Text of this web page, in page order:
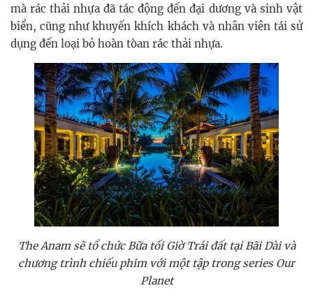
mà rác thải nhựa đã tác động đến đại dương và sinh vật
biển, cũng như khuyến khích khách và nhân viên tái sử
dụng đến loại bỏ hoàn tòan rác thải nhựa.
The Anam sẽ tổ chức Bữa tối Giờ Trái đất tại Bãi Dài và
chương trình chiếu phim với một tập trong series Our
Planet